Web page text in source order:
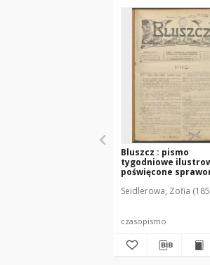
Bluszcz : pismo
tygodniowe
poświęcone
Seidlerowa, Zofia
czasopismo